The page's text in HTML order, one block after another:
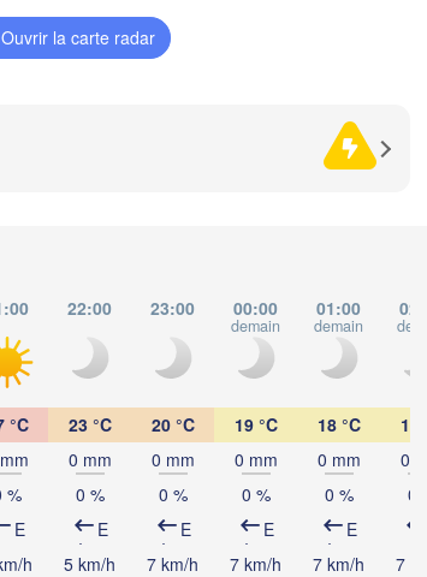
Ouvrir la carte radar
22:00 23:00 00:00
demain
01:00
demain
°C
%
E
h
23 °C
0 mm
0 %
E
5 km/h
20 °C
0 mm
0 %
E
7 km/h
19 °C
0 mm
0 %
E
7 km/h
18 °C
0 mm
0 %
E
7 km/h
17
0
0
7
Brno
Београд
(Beograd)
Скопје
Debrecen
Ниш
(Niš)
Sarajevo
Podgorica
Split
Banja Luka
SERBIE
HERZÉGOVINE